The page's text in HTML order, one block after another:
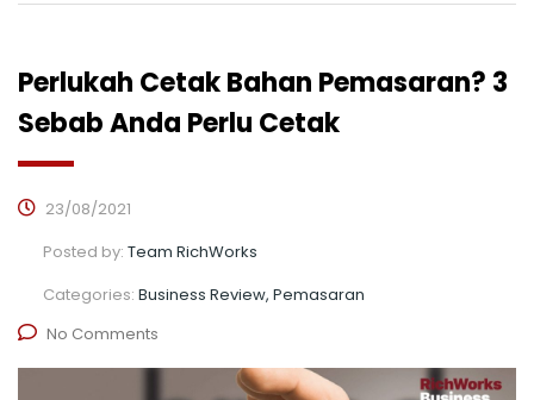
Perlukah Cetak Bahan Pemasaran? 3
Sebab Anda Perlu Cetak
23/08/2021
Posted by: Team RichWorks
Categories: Business Review, Pemasaran
No Comments